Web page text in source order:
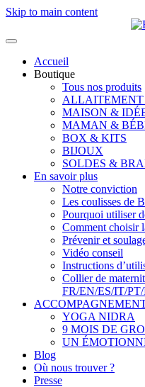
Skip to main content
Accueil
Boutique
Tous nos produits
MAISON &
MAMAN &
BOX & KITS
BIJOUX
SOLDES &
En savoir plus
Notre conviction
Les coulisses de
Pourquoi utiliser
Comment choisir
Prévenir et
Vidéo conseil
Instructions
Collier de
FR/EN/ES/IT/
YOGA NIDRA
9 MOIS DE
UN
Blog
Où nous trouver ?
Presse